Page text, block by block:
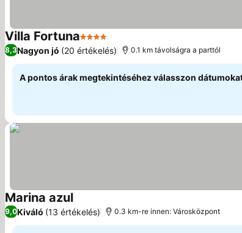
Villa Fortuna4 KategóriaÁrak megjelenítése
8,3Nagyon jó (20 értékelés) 0.1 km távolságra a parttól
A pontos árak megtekintéséhez válasszon
Marina azulÁrak megjelenítése
9,0Kiváló (13 értékelés) 0.3 km-re innen: Városközpont